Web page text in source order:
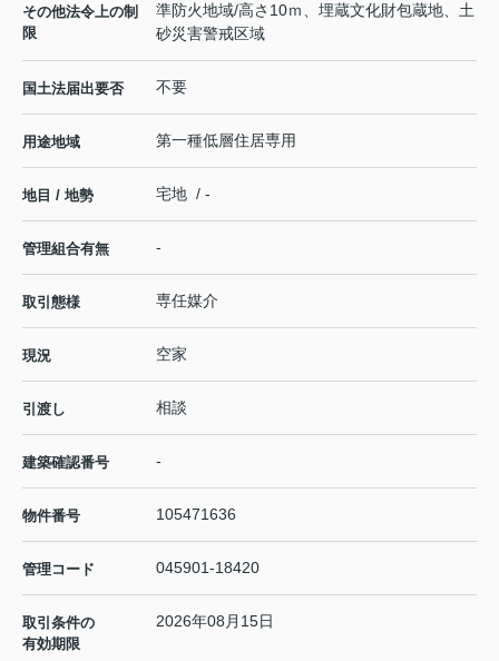
その他法令上の制
限
準防火地域/高さ10ｍ、埋蔵文化財包蔵地、土
砂災害警戒区域
国土法届出要否 不要
用途地域 第一種低層住居専用
地目 / 地勢 宅地 / -
管理組合有無 -
取引態様 専任媒介
現況 空家
引渡し 相談
建築確認番号 -
物件番号 105471636
管理コード 045901-18420
取引条件の
有効期限
2026年08月15日